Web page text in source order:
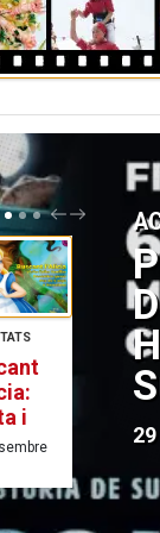
P
E
V
N
I
nens
2024